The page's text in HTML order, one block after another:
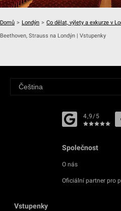
Domů > Londýn > Co dělat, výlety a exkurze v
Beethoven, Strauss na Londýn | Vstupenky
4,9/5
Společnost
O nás
Oficiální partner pro
Vstupenky